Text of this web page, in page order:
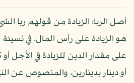
أصل الربا: الزيادة من قولهم ربا الشئ
هو الزيادة على رأس المال. في نسيئة
على مقدار الدين للزيادة في الأجل
أو دينار بدينارين، والمنصوص عن